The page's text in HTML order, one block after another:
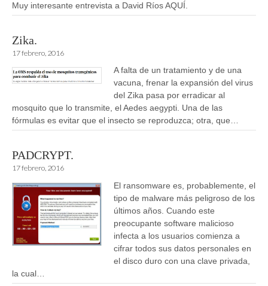
Muy interesante entrevista a David Ríos AQUÍ.
Zika.
17 febrero, 2016
A falta de un tratamiento y de una
vacuna, frenar la expansión del virus
del Zika pasa por erradicar al
mosquito que lo transmite, el Aedes aegypti. Una de las
fórmulas es evitar que el insecto se reproduzca; otra, que…
PADCRYPT.
17 febrero, 2016
El ransomware es, probablemente, el
tipo de malware más peligroso de los
últimos años. Cuando este
preocupante software malicioso
infecta a los usuarios comienza a
cifrar todos sus datos personales en
el disco duro con una clave privada,
la cual…